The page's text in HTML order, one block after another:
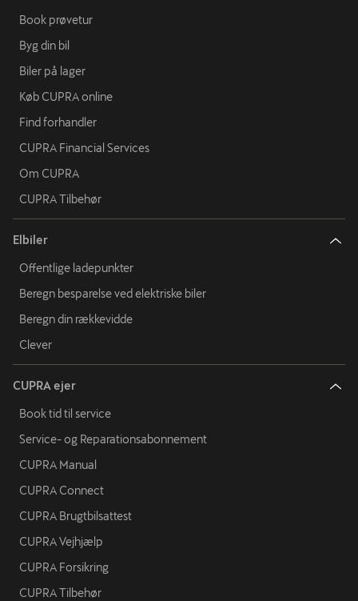
Book prøvetur
Byg din bil
Biler på lager
Køb CUPRA online
Find forhandler
CUPRA Financial Services
Om CUPRA
CUPRA Tilbehør
Elbiler
Offentlige ladepunkter
Beregn besparelse ved elektriske biler
Beregn din rækkevidde
Clever
CUPRA ejer
Book tid til service
Service- og Reparationsabonnement
CUPRA Manual
CUPRA Connect
CUPRA Brugtbilsattest
CUPRA Vejhjælp
CUPRA Forsikring
CUPRA Tilbehør